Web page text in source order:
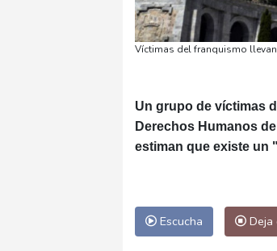
Víctimas del franquismo
Un grupo de víctimas
Derechos Humanos
estiman que existe un
Escucha Deja